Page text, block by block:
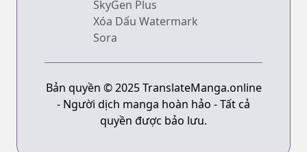
SkyGen Plus
Xóa Dấu Watermark
Sora
Bản quyền © 2025 TranslateManga.online
- Người dịch manga hoàn hảo - Tất cả
quyền được bảo lưu.